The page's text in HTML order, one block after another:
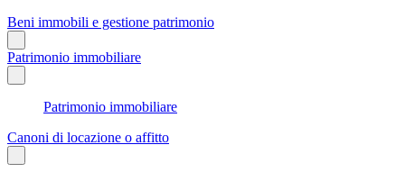
Beni immobili e gestione patrimonio
Patrimonio immobiliare
Patrimonio immobiliare
Canoni di locazione o affitto